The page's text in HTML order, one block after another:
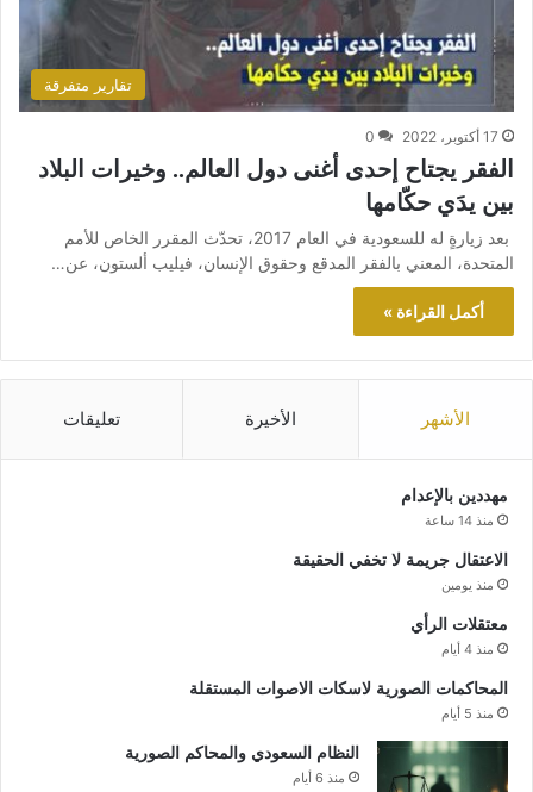
تقارير متفرقة
17 أكتوبر، 2022 0
الفقر يجتاح إحدى أغنى دول العالم.. وخيرات البلاد
بين يدَي حكّامها
بعد زيارةٍ له للسعودية في العام 2017، تحدّث المقرر الخاص للأمم
المتحدة، المعني بالفقر المدقع وحقوق الإنسان، فيليب ألستون، عن…
أكمل القراءة »
الأشهر الأخيرة تعليقات
مهددين بالإعدام
منذ 14 ساعة
الاعتقال جريمة لا تخفي الحقيقة
منذ يومين
معتقلات الرأي
منذ 4 أيام
المحاكمات الصورية لاسكات الاصوات المستقلة
منذ 5 أيام
النظام السعودي والمحاكم الصورية
منذ 6 أيام